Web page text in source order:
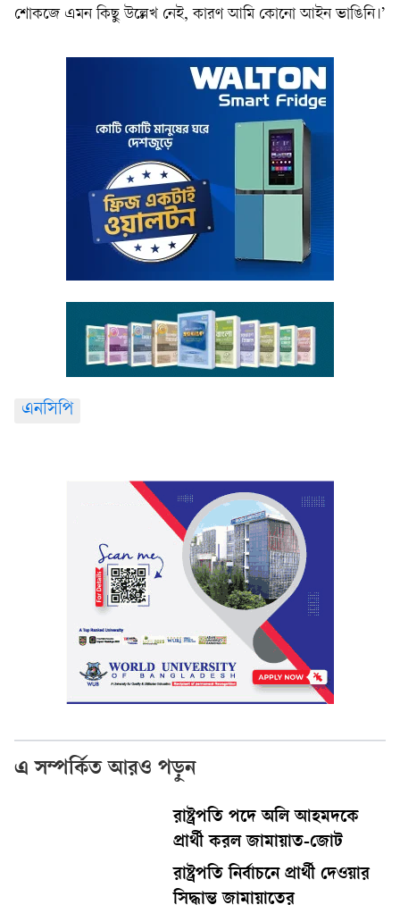
শোকজে এমন কিছু উল্লেখ নেই, কারণ আমি কোনো আইন ভাঙিনি।’
এনসিপি
এ সম্পর্কিত আরও পড়ুন
রাষ্ট্রপতি পদে অলি আহমদকে
প্রার্থী করল জামায়াত-জোট
রাষ্ট্রপতি নির্বাচনে প্রার্থী দেওয়ার
সিদ্ধান্ত জামায়াতের